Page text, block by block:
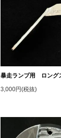
暴走ランプ用 ロング
3,000円(税抜)